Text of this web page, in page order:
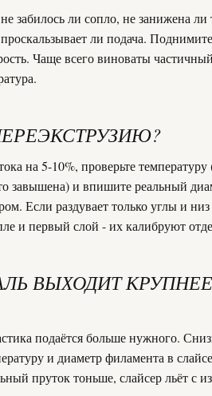
забилось ли сопло, не занижена ли
ли подача.
Чаще всего виноваты
на 5-10%, проверьте
завышена) и впишите реальный
Если раздувает только углы и низ
и первый слой - их калибруют
ВЫХОДИТ КРУПНЕЕ
подаётся больше нужного.
и диаметр филамента в
пруток тоньше, слайсер льёт с